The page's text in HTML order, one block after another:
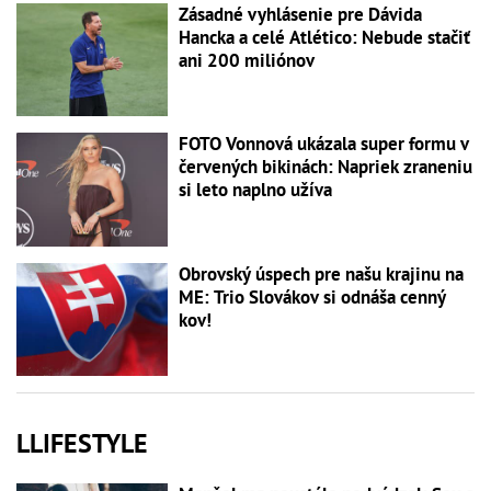
Zásadné vyhlásenie pre Dávida
Hancka a celé Atlético: Nebude stačiť
ani 200 miliónov
FOTO Vonnová ukázala super formu v
červených bikinách: Napriek zraneniu
si leto naplno užíva
Obrovský úspech pre našu krajinu na
ME: Trio Slovákov si odnáša cenný
kov!
LLIFESTYLE